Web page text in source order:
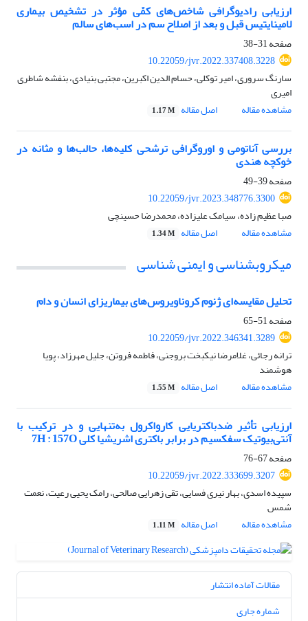
ارزیابی رادیوگرافی شاخص‌های کمّی مؤثر در تشخیص بیماری
لامینایتیس قبل و بعد از اصلاح سم در اسب‌های سالم
صفحه31-38
10.22059/jvr.2022.337408.3228
سارنگ سروری، امیر توکلی، حسام الدین اکبرین، مجتبی بنیادی، بنفشه شاطری
امیری
مشاهده مقاله
اصل مقاله 1.17 M
بررسی آناتومی و اوروگرافی ترشحی کلیه‌ها، حالب‌ها و مثانه در
خوکچه هندی
صفحه39-49
10.22059/jvr.2023.348776.3300
صبا عظیم زاده، سیامک علیزاده، محمدرضا حسینچی
مشاهده مقاله
اصل مقاله 1.34 M
میکروبشناسی و ایمنی شناسی
تحلیل مقایسه‌ای ژنوم کروناویروس‌های بیماریزای انسان و دام
صفحه51-65
10.22059/jvr.2022.346341.3289
ترانه رجائی، غلامرضا نیکبخت بروجنی، فاطمه فروتن، جلیل مهرزاد، پویا
هوشمند
مشاهده مقاله
اصل مقاله 1.55 M
ارزیابی تأثیر ضدباکتریایی کارواکرول به‌‌تنهایی و در ترکیب با
آنتی‌بیوتیک سفکسیم در برابر باکتری اشریشیا کلی 7H : 157O
صفحه67-76
10.22059/jvr.2022.333699.3207
سپیده اسدی، بهار نیری فسایی، تقی زهرایی صالحی، رامک یحیی رعیت، نعمت
شمس
مشاهده مقاله
اصل مقاله 1.11 M
مقالات آماده انتشار
شماره جاری